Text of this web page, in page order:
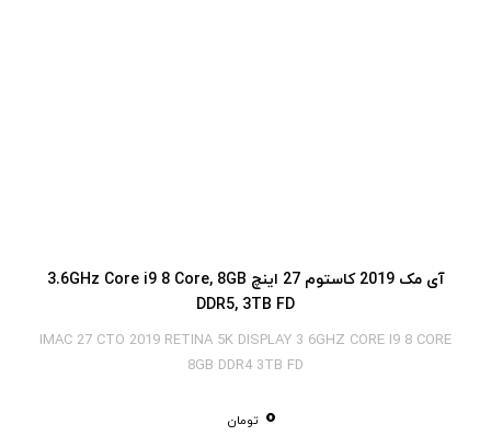
آی‎ مک 2019 کاستوم 27 اینچ 3.6GHz Core i9 8 Core, 8GB
DDR5, 3TB FD
IMAC 27 CTO 2019 RETINA 5K DISPLAY 3 6GHZ CORE I9 8 CORE
8GB DDR4 3TB FD
0 تومان